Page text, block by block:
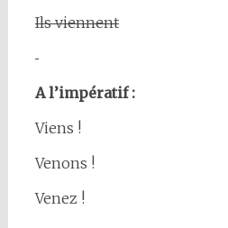
Ils viennent
A l’impératif :
Viens !
Venons !
Venez !